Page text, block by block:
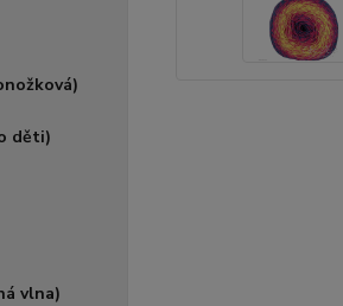
děti)
vlna)